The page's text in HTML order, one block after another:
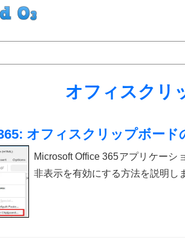
オフィスクリ
オフィスクリップボード
Microsoft Office 365アプリケー
非表示を有効にする方法を説明し